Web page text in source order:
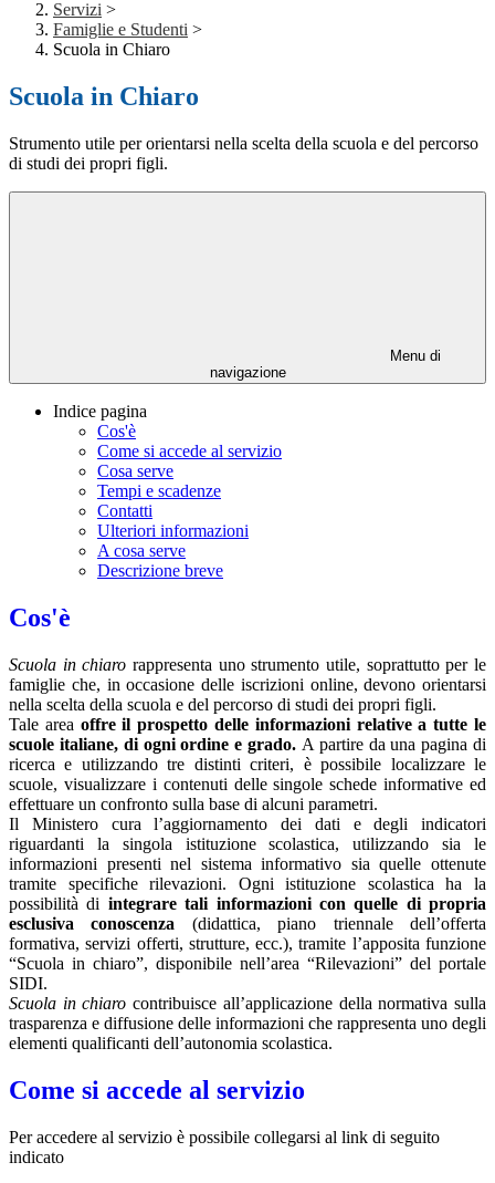
Servizi >
Famiglie e Studenti >
Scuola in Chiaro
Scuola in Chiaro
Strumento utile per orientarsi nella scelta della scuola e del percorso
di studi dei propri figli.
Menu di
navigazione
Indice pagina
Cos'è
Come si accede al servizio
Cosa serve
Tempi e scadenze
Contatti
Ulteriori informazioni
A cosa serve
Descrizione breve
Cos'è
Scuola in chiaro rappresenta uno strumento utile, soprattutto per le
famiglie che, in occasione delle iscrizioni online, devono orientarsi
nella scelta della scuola e del percorso di studi dei propri figli.
Tale area offre il prospetto delle informazioni relative a tutte le
scuole italiane, di ogni ordine e grado. A partire da una pagina di
ricerca e utilizzando tre distinti criteri, è possibile localizzare le
scuole, visualizzare i contenuti delle singole schede informative ed
effettuare un confronto sulla base di alcuni parametri.
Il Ministero cura l’aggiornamento dei dati e degli indicatori
riguardanti la singola istituzione scolastica, utilizzando sia le
informazioni presenti nel sistema informativo sia quelle ottenute
tramite specifiche rilevazioni. Ogni istituzione scolastica ha la
possibilità di integrare tali informazioni con quelle di propria
esclusiva conoscenza (didattica, piano triennale dell’offerta
formativa, servizi offerti, strutture, ecc.), tramite l’apposita funzione
“Scuola in chiaro”, disponibile nell’area “Rilevazioni” del portale
SIDI.
Scuola in chiaro contribuisce all’applicazione della normativa sulla
trasparenza e diffusione delle informazioni che rappresenta uno degli
elementi qualificanti dell’autonomia scolastica.
Come si accede al servizio
Per accedere al servizio è possibile collegarsi al link di seguito
indicato